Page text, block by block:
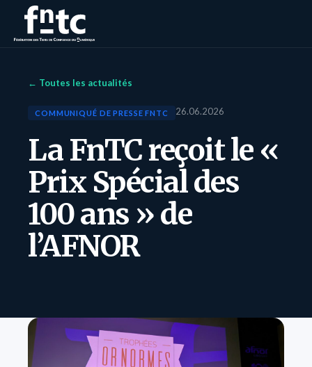
← Toutes les actualités
COMMUNIQUÉ DE PRESSE FNTC 26.06.2026
La FnTC reçoit le «
Prix Spécial des
100 ans » de
l’AFNOR